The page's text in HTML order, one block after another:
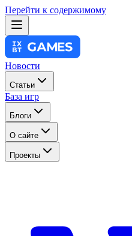
Перейти к содержимому
Новости
Статьи
База игр
Блоги
О сайте
Проекты